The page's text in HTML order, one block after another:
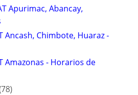
Apurimac, Abancay,
Ancash, Chimbote, Huaraz -
Amazonas - Horarios de